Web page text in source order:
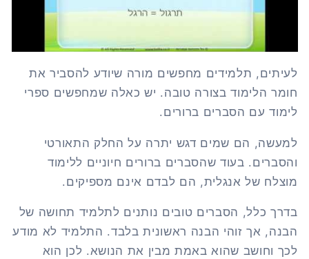
לעיתים, תלמידים מחפשים מורה שיודע להסביר את
חומר הלימוד בצורה טובה. יש כאלה שמחפשים ספרי
לימוד עם הסברים ברורים.
למעשה, הם שמים דגש יתרה על החלק התאורטי
והסברים. בעוד שהסברים ברורים חיוניים ללימוד
מוצלח של אנגלית, הם לבדם אינם מספיקים.
בדרך כלל, הסברים טובים נותנים לתלמיד תחושה של
הבנה, אך זוהי הבנה ראשונית בלבד. התלמיד לא מודע
לכך וחושב שהוא באמת מבין את הנושא. לכן הוא